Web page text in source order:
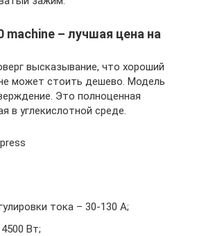
machine – лучшая цена на
высказывание, что хороший
может стоить дешево. Модель
Это полноценная
в углекислотной среде.
тока – 30-130 А;
Вт;